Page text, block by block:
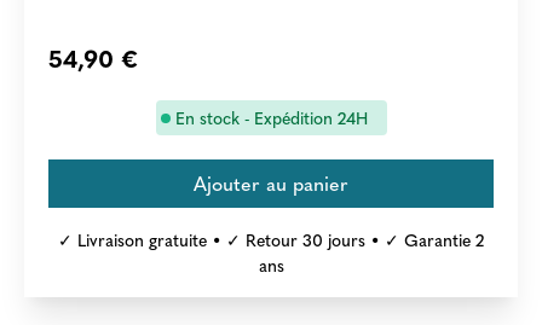
54,90 €
En stock - Expédition 24H
✓ Livraison gratuite • ✓ Retour 30 jours • ✓ Garantie 2
ans